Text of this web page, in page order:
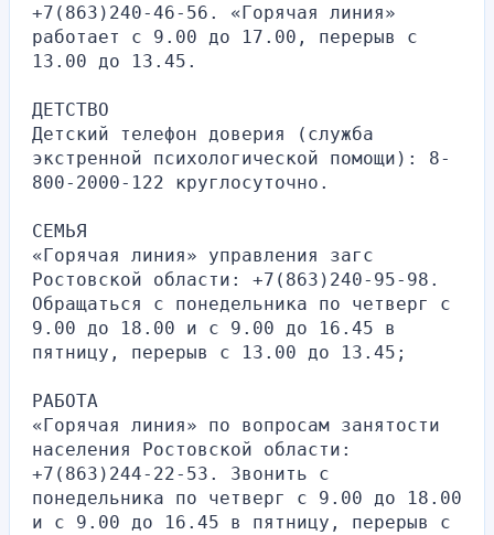
+7(863)240-46-56. «Горячая линия»
работает с 9.00 до 17.00, перерыв с
13.00 до 13.45.
ДЕТСТВО
Детский телефон доверия (служба
экстренной психологической помощи): 8-
800-2000-122 круглосуточно.
СЕМЬЯ
«Горячая линия» управления загс
Ростовской области: +7(863)240-95-98.
Обращаться с понедельника по четверг с
9.00 до 18.00 и с 9.00 до 16.45 в
пятницу, перерыв с 13.00 до 13.45;
РАБОТА
«Горячая линия» по вопросам занятости
населения Ростовской области:
+7(863)244-22-53. Звонить с
понедельника по четверг с 9.00 до 18.00
и с 9.00 до 16.45 в пятницу, перерыв с